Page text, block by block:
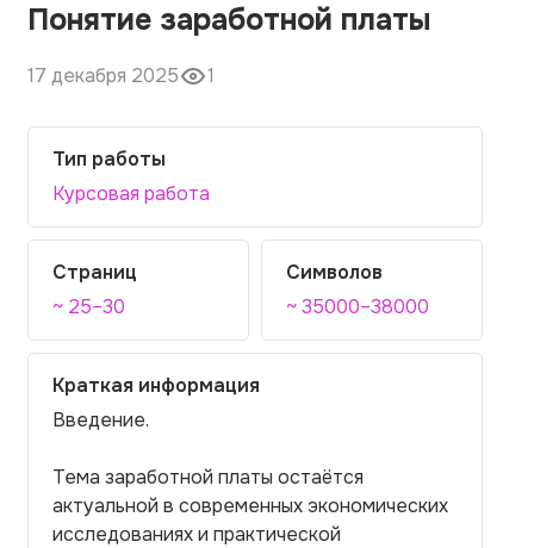
О компании
Наши гарантии
Вопросы и ответы
Отзывы
Контакты
Понятие заработной платы
17 декабря 2025 1
Тип работы
Курсовая работа
Страниц
~ 25–30
Символов
~ 35000–38000
Краткая информация
Введение.
Тема заработной платы остаётся
актуальной в современных экономических
исследованиях и практической